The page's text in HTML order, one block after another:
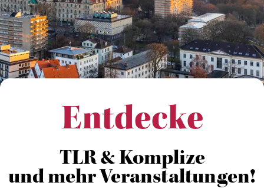
Entdecke
TLR & Komplize
und mehr Veranstaltungen!